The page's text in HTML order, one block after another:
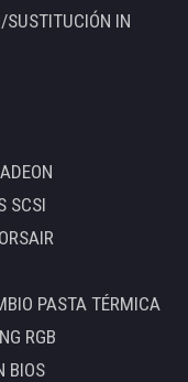
SUSTITUCIÓN IN
SCSI
PASTA TÉRMICA
RGB
BIOS